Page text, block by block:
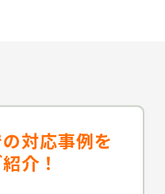
対応事例を
介！